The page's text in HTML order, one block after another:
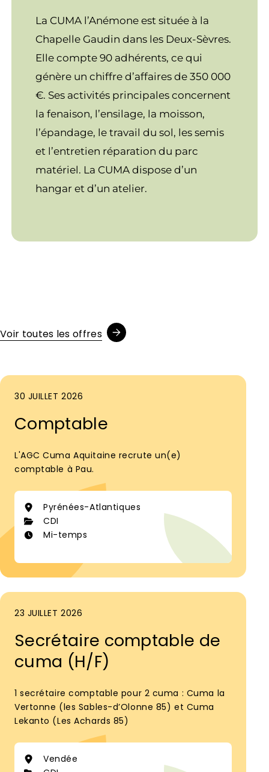
La CUMA l’Anémone est située à la
Chapelle Gaudin dans les Deux-Sèvres.
Elle compte 90 adhérents, ce qui
génère un chiffre d’affaires de 350 000
€. Ses activités principales concernent
la fenaison, l’ensilage, la moisson,
l’épandage, le travail du sol, les semis
et l’entretien réparation du parc
matériel. La CUMA dispose d’un
hangar et d’un atelier.
Voir toutes les offres
30 JUILLET 2026
Comptable
L'AGC Cuma Aquitaine recrute un(e)
comptable à Pau.
Pyrénées-Atlantiques
CDI
Mi-temps
23 JUILLET 2026
Secrétaire comptable de
cuma (H/F)
1 secrétaire comptable pour 2 cuma : Cuma la
Vertonne (les Sables-d’Olonne 85) et Cuma
Lekanto (Les Achards 85)
Vendée